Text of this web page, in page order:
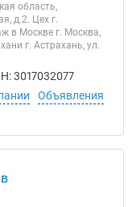
область,
д.2. Цех г.
в Москве г. Москва,
г. Астрахань, ул.
3017032077
Объявления